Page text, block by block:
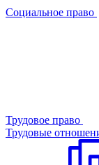
Cоциальное право
Трудовое право
Трудовые